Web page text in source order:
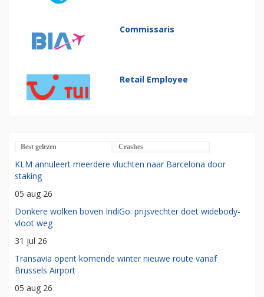
Commissaris
Retail Employee
Best gelezen Crashes
KLM annuleert meerdere vluchten naar Barcelona door
staking
05 aug 26
Donkere wolken boven IndiGo: prijsvechter doet widebody-
vloot weg
31 jul 26
Transavia opent komende winter nieuwe route vanaf
Brussels Airport
05 aug 26